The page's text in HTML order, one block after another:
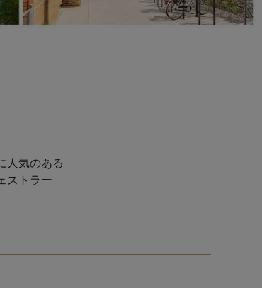
人気のある
ストラー